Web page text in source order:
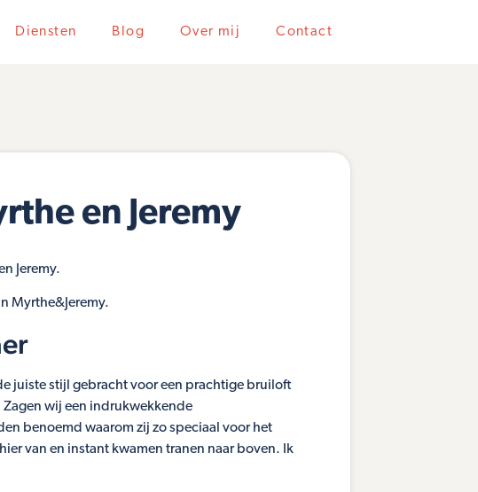
Diensten Blog Over mij Contact
en Jeremy
Jeremy.
Myrthe&Jeremy.
juiste stijl gebracht voor een prachtige bruiloft
wij een indrukwekkende
benoemd waarom zij zo speciaal voor het
van en instant kwamen tranen naar boven. Ik